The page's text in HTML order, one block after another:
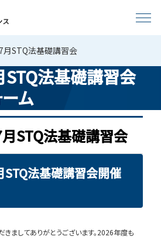
月STQ法基礎講習会
法基礎講習会
ム
STQ法基礎講習会
STQ法基礎講習会開催
ましてありがとうございます。2026年度も